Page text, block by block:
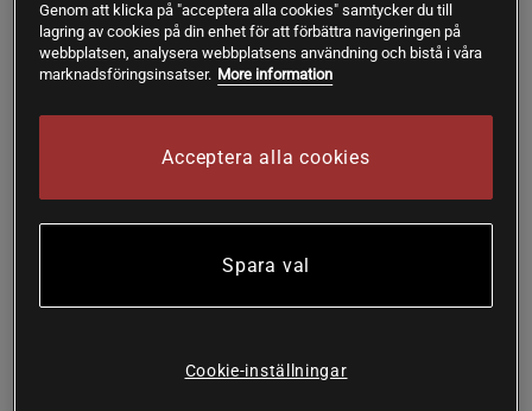
Kroppens ökade näringsbehov vid stress
En bra näringsstatus i kroppen är av stor betydelse för ett
då främst B-vitaminer, magnesium och C-vitamin. Även Q10
har stor betydelse vid stress eftersom kroppen
förbrukar dom snabbare och behovet ökar. Samtidigt stödjer
B-vitaminerna kroppens motståndskraft mot stress, vilket
har en stor betydelse för en mängd viktiga
Genom att klicka på "acceptera alla cookies" samtycker du till
lagring av cookies på din enhet för att förbättra navigeringen på
webbplatsen, analysera webbplatsens användning och bistå i våra
marknadsföringsinsatser. More information
Acceptera alla cookies
Spara val
Cookie-inställningar